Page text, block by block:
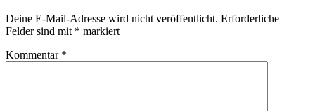
Deine E-Mail-Adresse wird nicht veröffentlicht. Erforderliche
Felder sind mit * markiert
Kommentar *